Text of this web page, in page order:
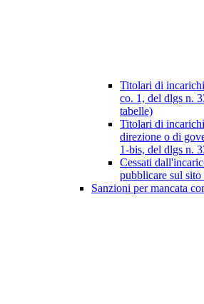
Titolari di
co. 1, del dlgs n.
tabelle)
Titolari di
direzione o di
1-bis, del dlgs n.
Cessati
pubblicare sul
Sanzioni per mancata